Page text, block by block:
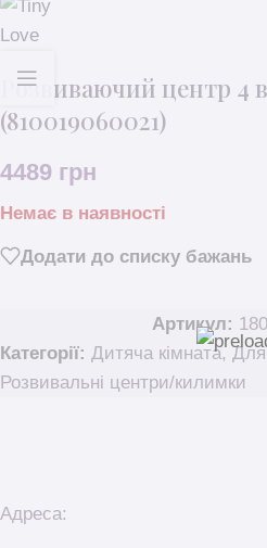
Розвиваючий центр 4
(810019060021)
4489 грн
Немає в наявності
Додати до списку бажань
Артикул:
Категорії: Дитяча кімната, Для
Розвивальні центри/килимки
Адреса: